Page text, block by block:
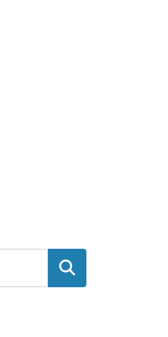
Search